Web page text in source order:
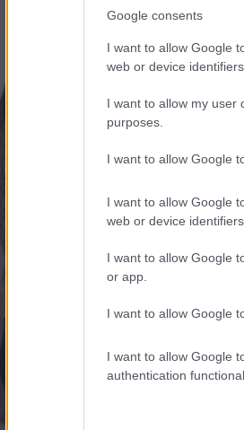
Google consents
I want to allow Google
web or device
I want to allow my user
purposes.
I want to allow Google
I want to allow Google
web or device
I want to allow Google
or app.
I want to allow Google
I want to allow Google
authentication